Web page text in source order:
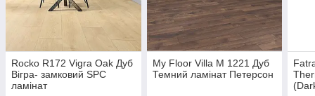
Rocko R172 Vigra Oak Дуб
Вігра- замковий SPC
ламінат
My Floor Villa M 1221 Дуб
Темний ламінат Петерсон